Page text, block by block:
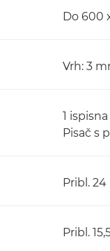
Do 600
Vrh: 3
1
Pisač s
Pribl.
Pribl.